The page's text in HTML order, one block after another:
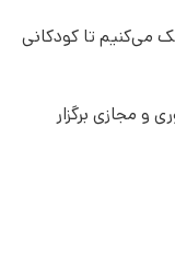
می‌کنیم تا کودکانی
و مجازی برگزار